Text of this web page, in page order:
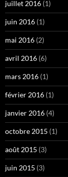
juillet 2016 (1)
juin 2016 (1)
mai 2016 (2)
avril 2016 (6)
mars 2016 (1)
février 2016 (1)
janvier 2016 (4)
octobre 2015 (1)
août 2015 (3)
juin 2015 (3)